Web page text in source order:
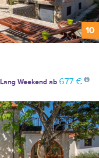
10
Lang Weekendab 677 €